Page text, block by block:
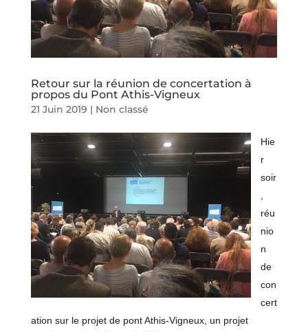
Retour sur la réunion de concertation à
propos du Pont Athis-Vigneux
21 Juin 2019 | Non classé
Hie
r
soir
réu
nio
n
de
con
cert
ation sur le projet de pont Athis-Vigneux, un projet